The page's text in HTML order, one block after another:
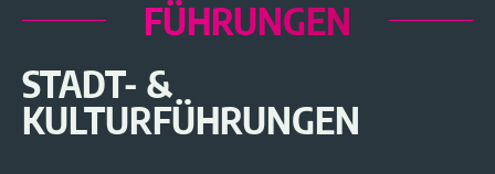
FÜHRUNGEN
STADT- &
KULTURFÜHRUNGEN